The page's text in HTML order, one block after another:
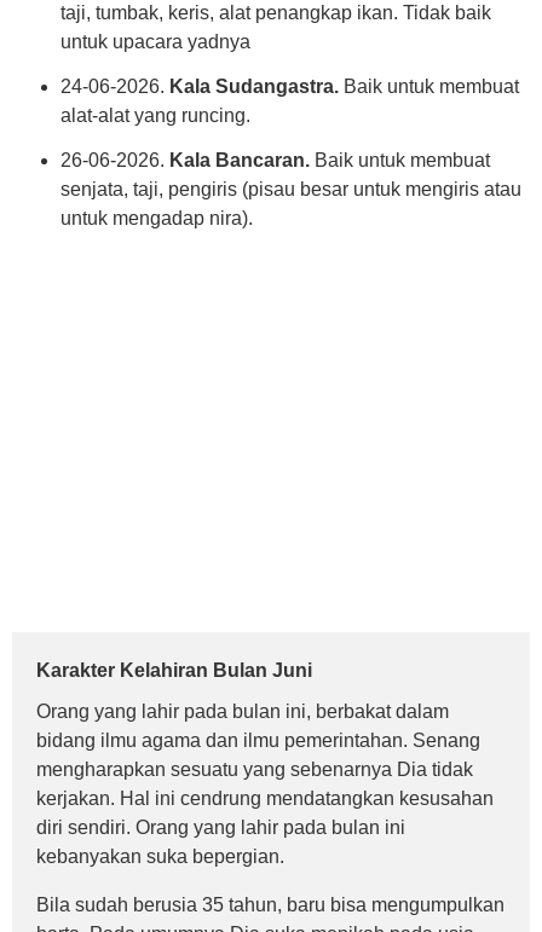
taji, tumbak, keris, alat penangkap ikan. Tidak baik
untuk upacara yadnya
24-06-2026. Kala Sudangastra. Baik untuk membuat
alat-alat yang runcing.
26-06-2026. Kala Bancaran. Baik untuk membuat
senjata, taji, pengiris (pisau besar untuk mengiris atau
untuk mengadap nira).
Karakter Kelahiran Bulan Juni
Orang yang lahir pada bulan ini, berbakat dalam
bidang ilmu agama dan ilmu pemerintahan. Senang
mengharapkan sesuatu yang sebenarnya Dia tidak
kerjakan. Hal ini cendrung mendatangkan kesusahan
diri sendiri. Orang yang lahir pada bulan ini
kebanyakan suka bepergian.
Bila sudah berusia 35 tahun, baru bisa mengumpulkan